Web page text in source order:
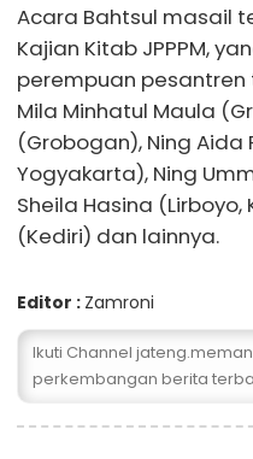
Acara Bahtsul masail
Kajian Kitab JPPPM,
perempuan pesantren
Mila Minhatul Maula
(Grobogan), Ning Aida
Yogyakarta), Ning
Sheila Hasina
(Kediri) dan lainnya.
Editor : Zamroni
Ikuti Channel
perkembangan berita